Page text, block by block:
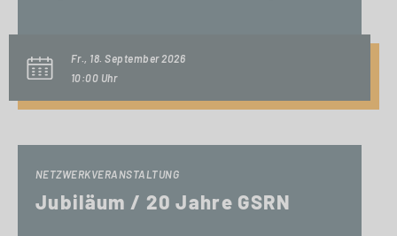
Fr., 18. September 2026
10:00 Uhr
NETZWERKVERANSTALTUNG
Jubiläum / 20 Jahre GSRN